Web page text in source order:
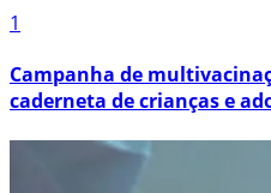
1
Campanha de
caderneta de crianças e